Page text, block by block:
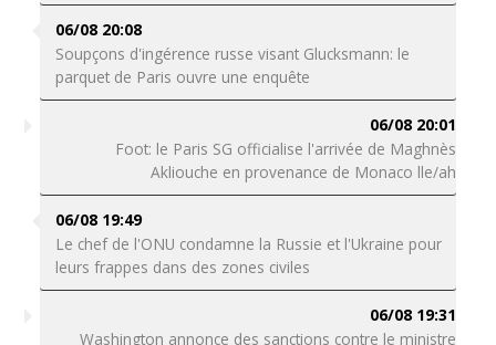
06/08 20:08
Soupçons d'ingérence russe visant Glucksmann: le
parquet de Paris ouvre une enquête
06/08 20:01
Foot: le Paris SG officialise l'arrivée de Maghnès
Akliouche en provenance de Monaco lle/ah
06/08 19:49
Le chef de l'ONU condamne la Russie et l'Ukraine pour
leurs frappes dans des zones civiles
06/08 19:31
Washington annonce des sanctions contre le ministre